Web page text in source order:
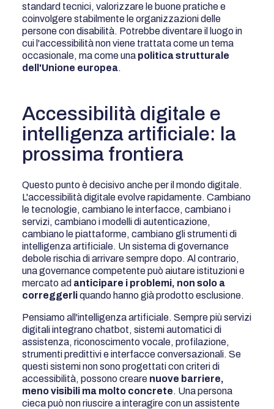
standard tecnici, valorizzare le buone pratiche e
coinvolgere stabilmente le organizzazioni delle
persone con disabilità. Potrebbe diventare il luogo in
cui l'accessibilità non viene trattata come un tema
occasionale, ma come una politica strutturale
dell'Unione europea.
Accessibilità digitale e
intelligenza artificiale: la
prossima frontiera
Questo punto è decisivo anche per il mondo digitale.
L'accessibilità digitale evolve rapidamente. Cambiano
le tecnologie, cambiano le interfacce, cambiano i
servizi, cambiano i modelli di autenticazione,
cambiano le piattaforme, cambiano gli strumenti di
intelligenza artificiale. Un sistema di governance
debole rischia di arrivare sempre dopo. Al contrario,
una governance competente può aiutare istituzioni e
mercato ad anticipare i problemi, non solo a
correggerliquando hanno già prodotto esclusione.
Pensiamo all'intelligenza artificiale. Sempre più servizi
digitali integrano chatbot, sistemi automatici di
assistenza, riconoscimento vocale, profilazione,
strumenti predittivi e interfacce conversazionali. Se
questi sistemi non sono progettati con criteri di
accessibilità, possono creare nuove barriere,
meno visibili ma molto concrete. Una persona
cieca può non riuscire a interagire con un assistente